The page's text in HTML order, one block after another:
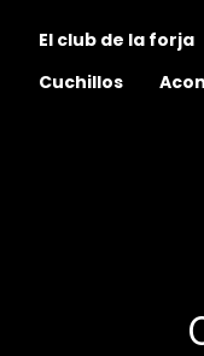
El club de la forja
Cuchillos